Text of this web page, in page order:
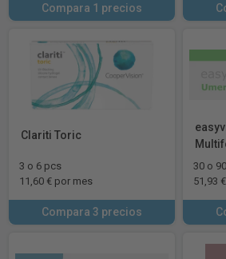
Compara 1 precios
Clariti Toric
3 o 6 pcs
11,60 € por mes
Compara 3 precios
30 o
51,93